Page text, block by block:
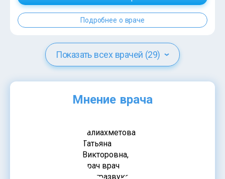
Подробнее о враче
Показать всех врачей (29)
Мнение врача